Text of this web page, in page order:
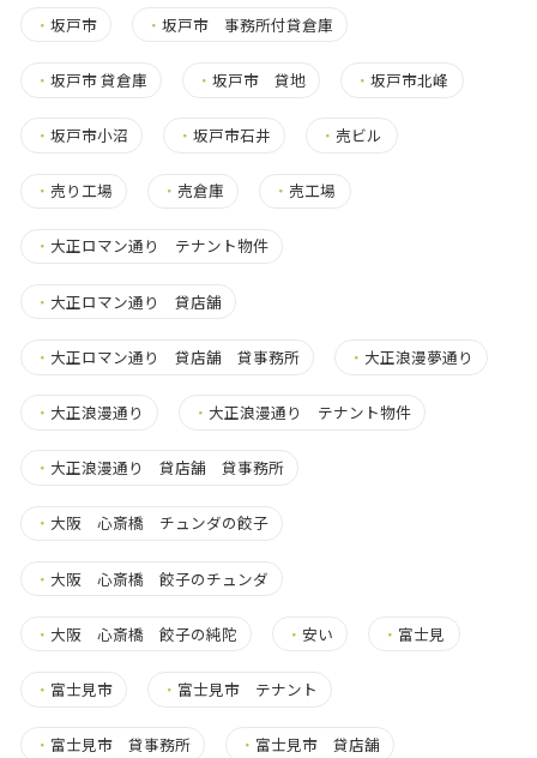
・ 坂戸市 ・坂戸市 事務所付貸倉庫
・ 坂戸市 貸倉庫 ・坂戸市 貸地 ・坂戸市北峰
・ 坂戸市小沼 ・坂戸市石井 ・ 売ビル
・ 売り工場 ・ 売倉庫 ・ 売工場
・ 大正ロマン通り テナント物件
・ 大正ロマン通り 貸店舗
・ 大正ロマン通り 貸店舗 貸事務所 ・ 大正浪漫夢通り
・ 大正浪漫通り ・ 大正浪漫通り テナント物件
・ 大正浪漫通り 貸店舗 貸事務所
・ 大阪 心斎橋 チュンダの餃子
・ 大阪 心斎橋 餃子のチュンダ
・ 大阪 心斎橋 餃子の純陀 ・安い ・ 富士見
・ 富士見市 ・ 富士見市 テナント
・ 富士見市 貸事務所 ・ 富士見市 貸店舗